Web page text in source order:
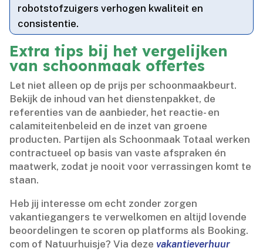
robotstofzuigers verhogen kwaliteit en
consistentie.​
Extra tips bij het vergelijken
van schoonmaak offertes
Let niet alleen op de prijs per schoonmaakbeurt.​
Bekijk de inhoud van het dienstenpakket, de
referenties van de aanbieder, het reactie- en
calamiteitenbeleid en de inzet van groene
producten.​ Partijen als Schoonmaak Totaal werken
contractueel op basis van vaste afspraken én
maatwerk, zodat je nooit voor verrassingen komt te
staan.​
Heb jij interesse om echt zonder zorgen
vakantiegangers te verwelkomen en altijd lovende
beoordelingen te scoren op platforms als Booking.​
com of Natuurhuisje? Via deze vakantieverhuur